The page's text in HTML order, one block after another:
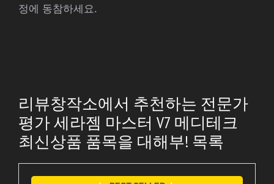
정에 동참하세요.
리뷰창작소에서 추천하는 전문가
평가 세라젬 마스터 V7 메디테크
최신상품 품목을 대해부! 목록